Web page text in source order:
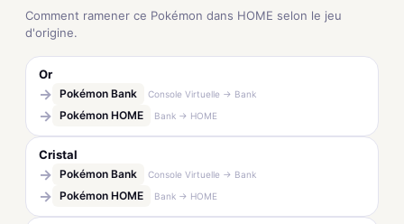
Comment ramener ce Pokémon dans HOME selon le jeu
d'origine.
Or
→ Pokémon Bank Console Virtuelle → Bank
→ Pokémon HOME Bank → HOME
Cristal
→ Pokémon Bank Console Virtuelle → Bank
→ Pokémon HOME Bank → HOME